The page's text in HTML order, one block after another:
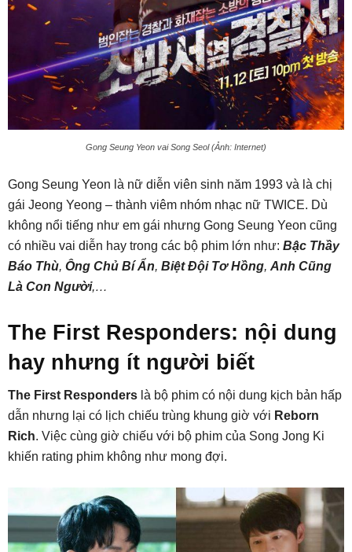
Gong Seung Yeon vai Song Seol (Ảnh: Internet)
Gong Seung Yeon là nữ diễn viên sinh năm 1993 và là chị
gái Jeong Yeong – thành viêm nhóm nhạc nữ TWICE. Dù
không nổi tiếng như em gái nhưng Gong Seung Yeon cũng
có nhiều vai diễn hay trong các bộ phim lớn như: Bậc Thầy
Báo Thù, Ông Chủ Bí Ẩn, Biệt Đội Tơ Hồng, Anh Cũng
Là Con Người,…
The First Responders: nội dung
hay nhưng ít người biết
The First Responders là bộ phim có nội dung kịch bản hấp
dẫn nhưng lại có lịch chiếu trùng khung giờ với Reborn
Rich. Việc cùng giờ chiếu với bộ phim của Song Jong Ki
khiến rating phim không như mong đợi.